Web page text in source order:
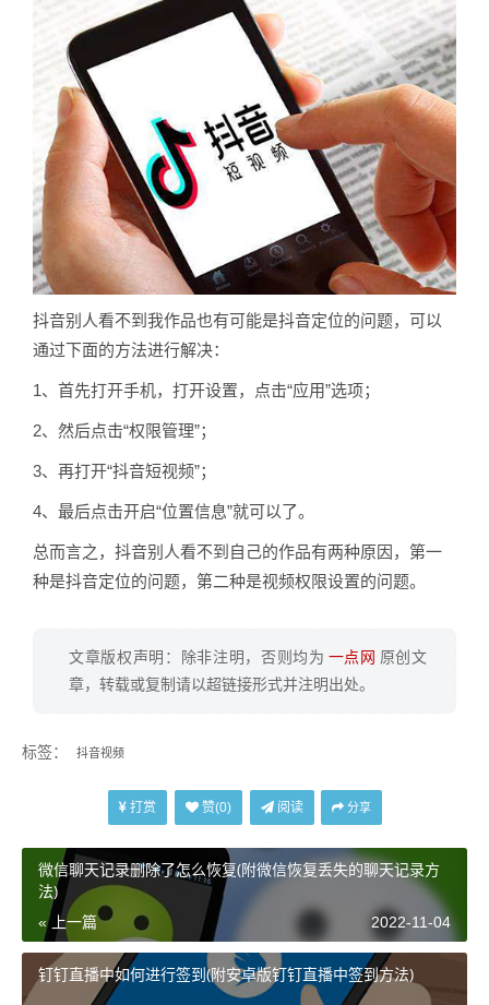
抖音别人看不到我作品也有可能是抖音定位的问题，可以
通过下面的方法进行解决：
1、首先打开手机，打开设置，点击“应用”选项；
2、然后点击“权限管理”；
3、再打开“抖音短视频”；
4、最后点击开启“位置信息”就可以了。
总而言之，抖音别人看不到自己的作品有两种原因，第一
种是抖音定位的问题，第二种是视频权限设置的问题。
文章版权声明：除非注明，否则均为 一点网 原创文
章，转载或复制请以超链接形式并注明出处。
标签： 抖音视频
打赏 赞(0) 阅读 分享
微信聊天记录删除了怎么恢复(附微信恢复丢失的聊天记录方
法)
« 上一篇 2022-11-04
钉钉直播中如何进行签到(附安卓版钉钉直播中签到方法)